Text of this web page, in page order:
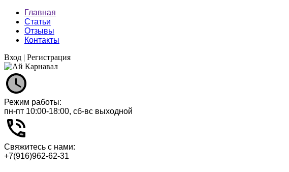
Главная
Статьи
Отзывы
Контакты
Вход | Регистрация
Режим работы:
пн-пт 10:00-18:00, сб-вс выходной
Свяжитесь с нами:
+7(916)962-62-31